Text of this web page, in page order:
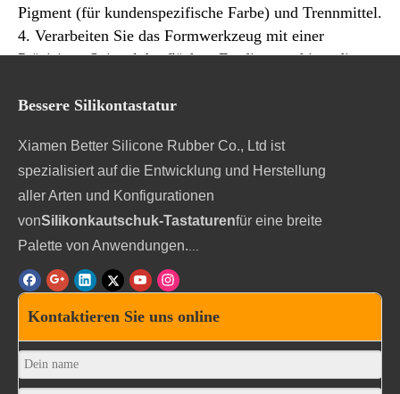
Pigment (für kundenspezifische Farbe) und Trennmittel.
4. Verarbeiten Sie das Formwerkzeug mit einer
Präzisions-Spiegeloberflächen-Erodiermaschine, die
richtigen Abmessungen für die Ohren des Einzelnen zu
(Anmerkungen: Die Bearbeitung von
Spiegeloberflächen-Erodiermaschinen wird
normalerweise für hochpräzise Silikonkautschuk-
Druckformwerkzeuge, LSR (flüssiger
Silikonkautschuk) oder Kunststoffspritzguss verwendet,
insbesondere für die präzise Bearbeitung auf einer
komplizierten asphärischen Oberfläche der Formbasis,
wodurch Komponenten von höherer Qualität werden.
genauere Abmessungen und genauere Abmessungen für
Ihre Anwendungen)
Bessere Silikontastatur
Xiamen Better Silicone Rubber Co., Ltd ist
spezialisiert auf die Entwicklung und Herstellung
aller Arten und Konfigurationen
vonSilikonkautschuk-Tastaturenfür eine breite
Palette von Anwendungen.
Kontaktieren Sie uns online